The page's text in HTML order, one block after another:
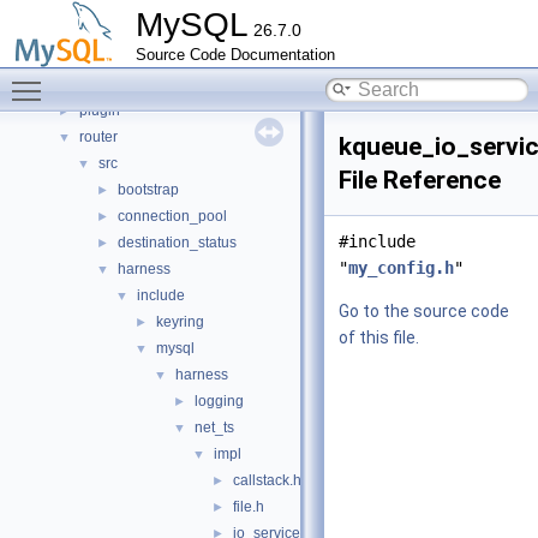
MySQL 26.7.0
Source Code Documentation
libs
libservices
mysql-test
► plugin
▼ router
▼ src
► bootstrap
► connection_pool
► destination_status
▼ harness
▼ include
► keyring
▼ mysql
▼ harness
► logging
▼ net_ts
▼ impl
► callstack.h
► file.h
►
io_service_base.h
File Reference
#include
"my_config.h"
Go to the source code
of this file.